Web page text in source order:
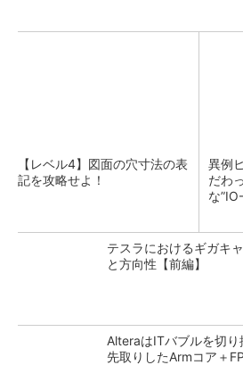
【レベル4】図面の穴寸法の表
記を攻略せよ！
異例
だわ
な
テスラにおけるギガキ
と方向性【前編】
AlteraはITバブルを切
先取りしたArmコア＋